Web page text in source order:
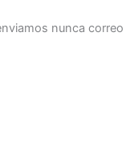
nunca correo